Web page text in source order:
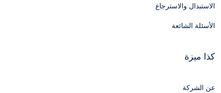
الاستبدال والاسترجاع
الأسئلة الشائعة
كذا ميزة
عن الشركة